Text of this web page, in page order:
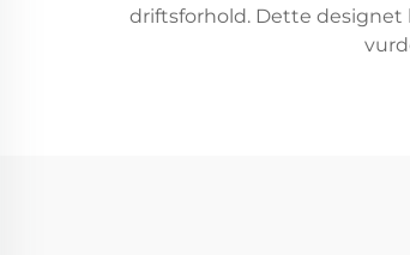
driftsforhold. Dette